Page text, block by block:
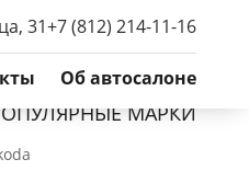
31+7 (812) 214-11-16
Об автосалоне
МАРКИ